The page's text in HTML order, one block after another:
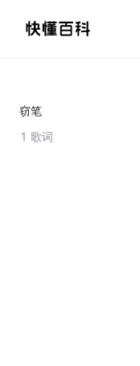
窃笔
1 歌词